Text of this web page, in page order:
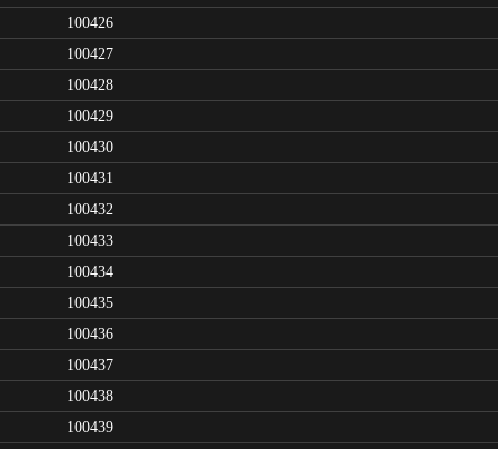
100426
100427
100428
100429
100430
100431
100432
100433
100434
100435
100436
100437
100438
100439